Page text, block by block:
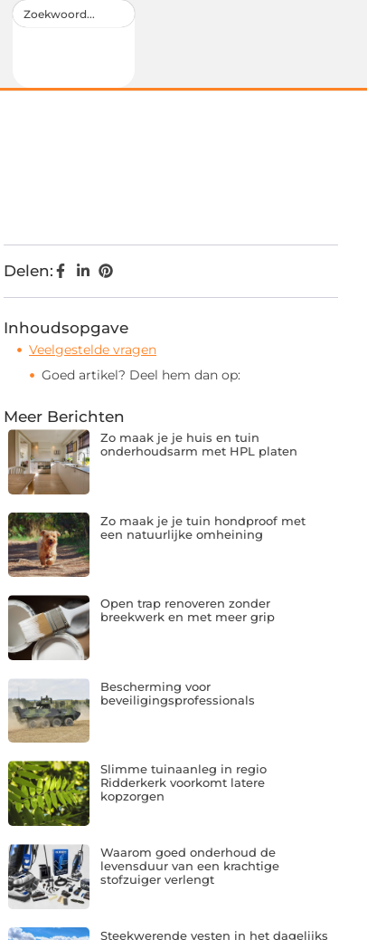
Delen:
Inhoudsopgave
Veelgestelde vragen
Goed artikel? Deel hem dan op:
Meer Berichten
Zo maak je je huis en tuin
onderhoudsarm met HPL platen
Zo maak je je tuin hondproof met
een natuurlijke omheining
Open trap renoveren zonder
breekwerk en met meer grip
Bescherming voor
beveiligingsprofessionals
Slimme tuinaanleg in regio
Ridderkerk voorkomt latere
kopzorgen
Waarom goed onderhoud de
levensduur van een krachtige
stofzuiger verlengt
Steekwerende vesten in het dagelijks